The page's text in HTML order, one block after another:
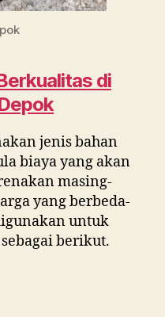
di
jenis bahan
biaya yang akan
masing-
yang berbeda-
untuk
berikut.